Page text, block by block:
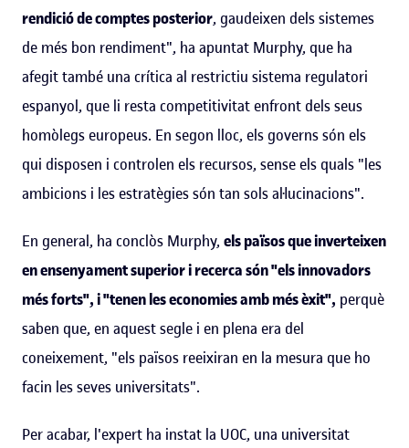
rendició de comptes posterior, gaudeixen dels sistemes
de més bon rendiment", ha apuntat Murphy, que ha
afegit també una crítica al restrictiu sistema regulatori
espanyol, que li resta competitivitat enfront dels seus
homòlegs europeus. En segon lloc, els governs són els
qui disposen i controlen els recursos, sense els quals "les
ambicions i les estratègies són tan sols al·lucinacions".
En general, ha conclòs Murphy, els països que inverteixen
en ensenyament superior i recerca són "els innovadors
més forts", i "tenen les economies amb més èxit", perquè
saben que, en aquest segle i en plena era del
coneixement, "els països reeixiran en la mesura que ho
facin les seves universitats".
Per acabar, l'expert ha instat la UOC, una universitat